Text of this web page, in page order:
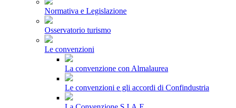
Normativa e Legislazione
Osservatorio turismo
Le convenzioni
La convenzione con Almalaurea
Le convenzioni e gli accordi di Confindustria